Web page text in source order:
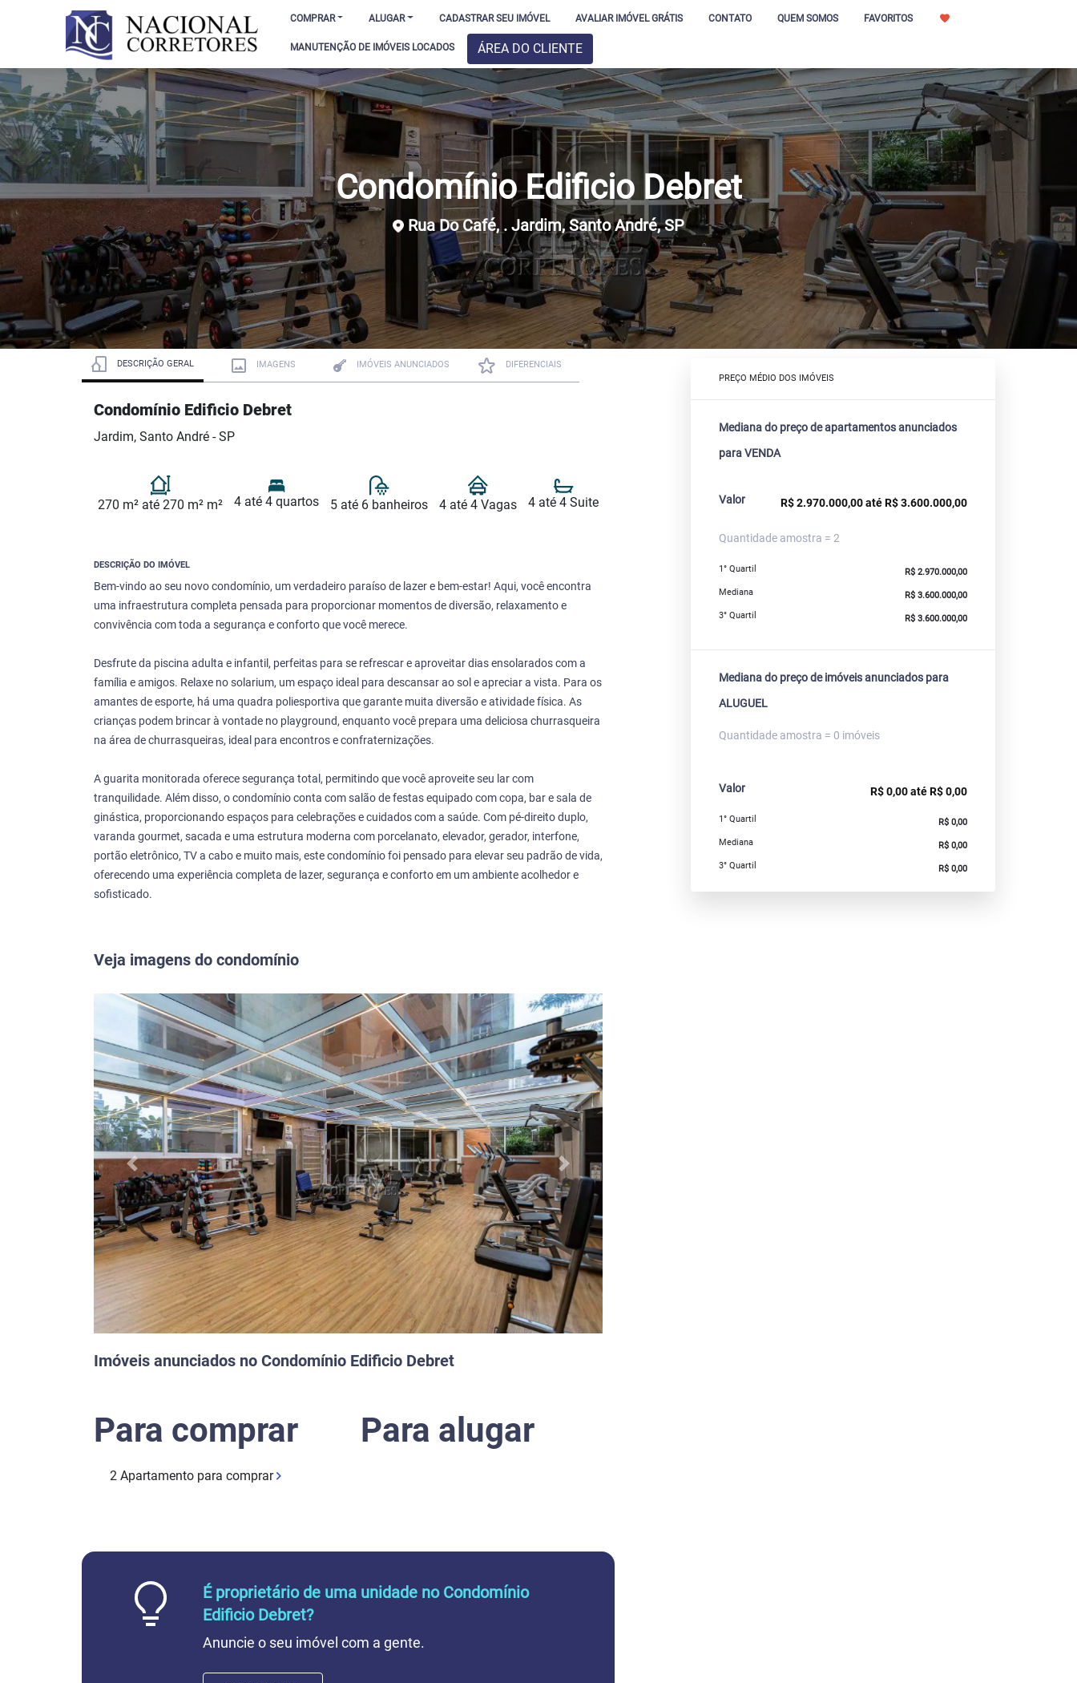
COMPRAR ALUGAR CADASTRAR SEU IMÓVEL AVALIAR IMÓVEL GRÁTIS CONTATO QUEM SOMOS FAVORITOS
MANUTENÇÃO DE IMÓVEIS LOCADOS ÁREA DO CLIENTE
Condomínio Edificio Debret
Rua Do Café, . Jardim, Santo André, SP
DESCRIÇÃO GERAL IMAGENS IMÓVEIS ANUNCIADOS DIFERENCIAIS
Condomínio Edificio Debret
Jardim, Santo André - SP
270 m² até 270 m² m² 4 até 4 quartos 5 até 6 banheiros 4 até 4 Vagas 4 até 4 Suite
DESCRIÇÃO DO IMÓVEL
Bem-vindo ao seu novo condomínio, um verdadeiro paraíso de lazer e bem-estar! Aqui, você encontra
uma infraestrutura completa pensada para proporcionar momentos de diversão, relaxamento e
convivência com toda a segurança e conforto que você merece.
Desfrute da piscina adulta e infantil, perfeitas para se refrescar e aproveitar dias ensolarados com a
família e amigos. Relaxe no solarium, um espaço ideal para descansar ao sol e apreciar a vista. Para os
amantes de esporte, há uma quadra poliesportiva que garante muita diversão e atividade física. As
crianças podem brincar à vontade no playground, enquanto você prepara uma deliciosa churrasqueira
na área de churrasqueiras, ideal para encontros e confraternizações.
A guarita monitorada oferece segurança total, permitindo que você aproveite seu lar com
tranquilidade. Além disso, o condomínio conta com salão de festas equipado com copa, bar e sala de
ginástica, proporcionando espaços para celebrações e cuidados com a saúde. Com pé-direito duplo,
varanda gourmet, sacada e uma estrutura moderna com porcelanato, elevador, gerador, interfone,
portão eletrônico, TV a cabo e muito mais, este condomínio foi pensado para elevar seu padrão de vida,
oferecendo uma experiência completa de lazer, segurança e conforto em um ambiente acolhedor e
sofisticado.
Veja imagens do condomínio
Previous Next
Imóveis anunciados no Condomínio Edificio Debret
Para comprar
2 Apartamento para comprar
Para alugar
É proprietário de uma unidade no Condomínio
Edificio Debret?
Anuncie o seu imóvel com a gente.
PREÇO MÉDIO DOS IMÓVEIS
Mediana do preço de apartamentos anunciados
para VENDA
Valor R$ 2.970.000,00 até R$ 3.600.000,00
Quantidade amostra = 2
1° Quartil
R$ 2.970.000,00
Mediana
R$ 3.600.000,00
3° Quartil
R$ 3.600.000,00
Mediana do preço de imóveis anunciados para
ALUGUEL
Quantidade amostra = 0 imóveis
Valor R$ 0,00 até R$ 0,00
1° Quartil
R$ 0,00
Mediana
R$ 0,00
3° Quartil
R$ 0,00